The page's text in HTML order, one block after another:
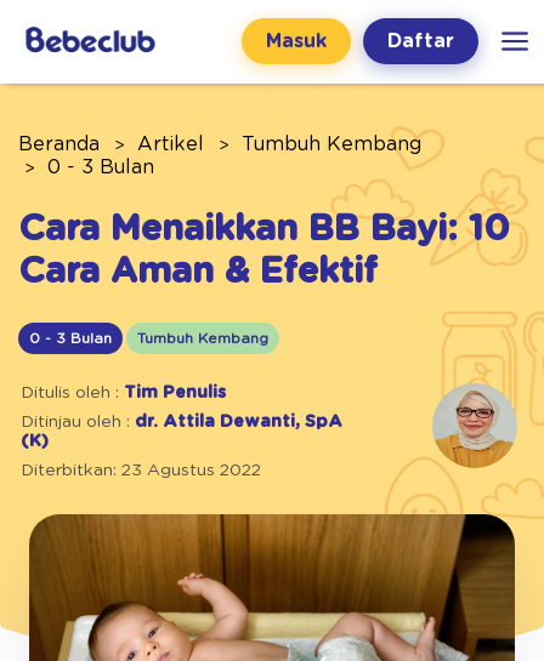
Masuk Daftar
Beranda Artikel
Tumbuh Kembang
0 - 3 Bulan
Cara Menaikkan BB Bayi: 10
Cara Aman & Efektif
0 - 3 Bulan Tumbuh Kembang
Ditulis oleh : Tim Penulis
Ditinjau oleh : dr. Attila Dewanti, SpA
(K)
Diterbitkan: 23 Agustus 2022